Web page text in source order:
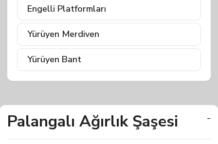
Engelli Platformları
Yürüyen Merdiven
Yürüyen Bant
Palangalı Ağırlık Şaşesi -